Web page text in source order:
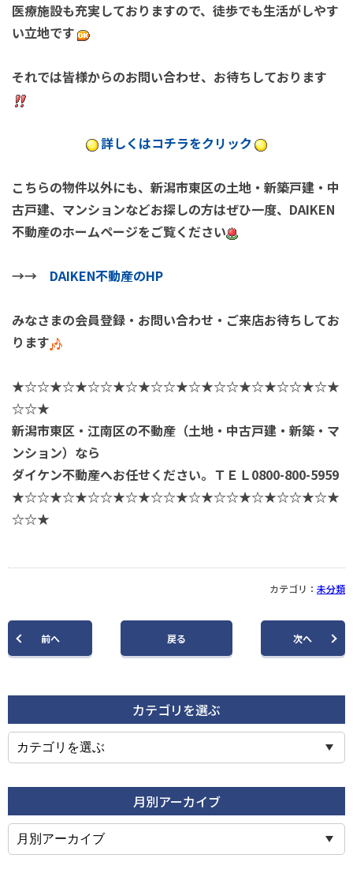
医療施設も充実しておりますので、徒歩でも生活がしやす
い立地です
それでは皆様からのお問い合わせ、 お待ちしております
詳しくはコチラをクリック
こちらの物件以外にも、新潟市東区の土地・新築戸建・ 中
古戸建、マンションなどお探しの方はぜひ一度、 DAIKEN
不動産のホームページをご覧ください
→→ DAIKEN不動産のHP
みなさまの会員登録・お問い合わせ・ご来店お待ちしてお
ります
★☆☆★☆★☆☆★☆★☆☆★☆★☆☆★☆★☆☆★☆★
☆☆★
新潟市東区・江南区の不動産（土地・中古戸建・新築・マ
ンション）なら
ダイケン不動産へお任せください。ＴＥＬ0800-800-5959
★☆☆★☆★☆☆★☆★☆☆★☆★☆☆★☆★☆☆★☆★
☆☆★
カテゴリ： 未分類
前へ 戻る 次へ
カテゴリを選ぶ
月別アーカイブ